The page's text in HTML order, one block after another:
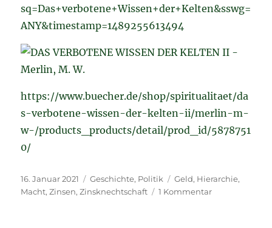
sq=Das+verbotene+Wissen+der+Kelten&sswg=
ANY&timestamp=1489255613494
https://www.buecher.de/shop/spiritualitaet/da
s-verbotene-wissen-der-kelten-ii/merlin-m-
w-/products_products/detail/prod_id/5878751
0/
Veröffentlicht
am
16. Januar 2021 Kategorien
Geschichte, Politik Schlagwörter
Geld, Hierarchie,
Macht,Zinsen,Zinsknechtschaft 1 Kommentarzu